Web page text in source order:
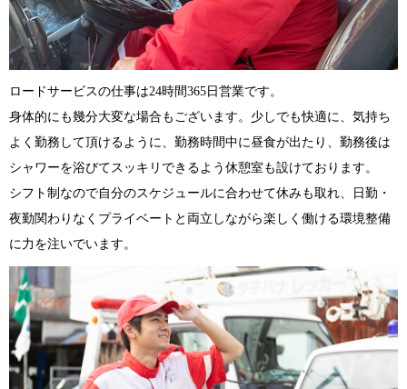
ロードサービスの仕事は24時間365日営業です。
身体的にも幾分大変な場合もございます。少しでも快適に、気持ち
よく勤務して頂けるように、勤務時間中に昼食が出たり、勤務後は
シャワーを浴びてスッキリできるよう休憩室も設けております。
シフト制なので自分のスケジュールに合わせて休みも取れ、日勤・
夜勤関わりなくプライベートと両立しながら楽しく働ける環境整備
に力を注いでいます。